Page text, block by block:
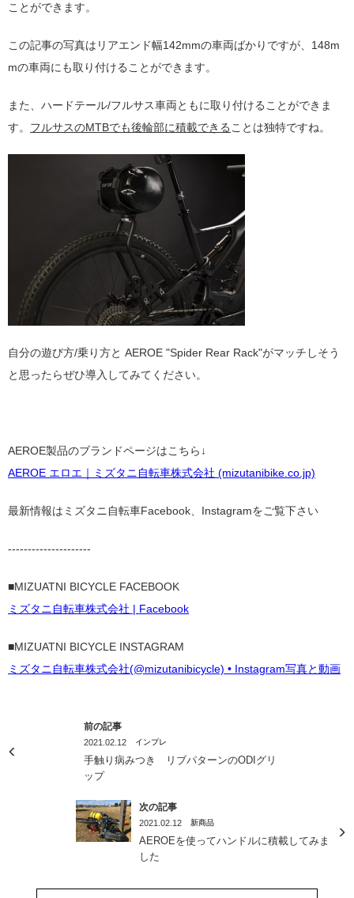
ことができます。
この記事の写真はリアエンド幅142mmの車両ばかりですが、148m
mの車両にも取り付けることができます。
また、ハードテール/フルサス車両ともに取り付けることができま
す。 フルサスのMTBでも後輪部に積載できる ことは独特ですね。
自分の遊び方/乗り方と AEROE "Spider Rear Rack"がマッチしそう
と思ったらぜひ導入してみてください。
AEROE製品のブランドページはこちら↓
AEROE エロエ｜ミズタニ自転車株式会社 (mizutanibike.co.jp)
最新情報はミズタニ自転車Facebook、Instagramをご覧下さい
---------------------
■MIZUATNI BICYCLE FACEBOOK
ミズタニ自転車株式会社 | Facebook
■MIZUATNI BICYCLE INSTAGRAM
ミズタニ自転車株式会社(@mizutanibicycle) • Instagram写真と動画
前の記事
2021.02.12 インプレ
手触り病みつき リブパターンのODIグリ
ップ
次の記事
2021.02.12 新商品
AEROEを使ってハンドルに積載してみま
した